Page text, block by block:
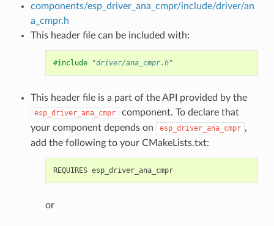
components/esp_driver_ana_cmpr/include/driver/an
a_cmpr.h
This header file can be included with:
#include "driver/ana_cmpr.h"
This header file is a part of the API provided by the
esp_driver_ana_cmpr
component. To declare that
your component depends on
esp_driver_ana_cmpr ,
add the following to your CMakeLists.txt:
REQUIRES esp_driver_ana_cmpr
or